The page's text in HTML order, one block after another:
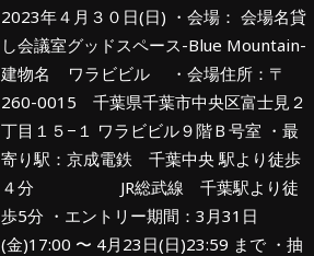
2023年４月３０日(日) ・会場： 会場名貸
し会議室グッドスペース-Blue Mountain-
建物名 ワラビビル ・会場住所：〒
260-0015 千葉県千葉市中央区富士見２
丁目１５−１ ワラビビル９階Ｂ号室 ・最
寄り駅：京成電鉄 千葉中央 駅より徒歩
４分 JR総武線 千葉駅より徒
歩5分 ・エントリー期間：3月31日
(金)17:00 〜 4月23日(日)23:59 まで ・抽